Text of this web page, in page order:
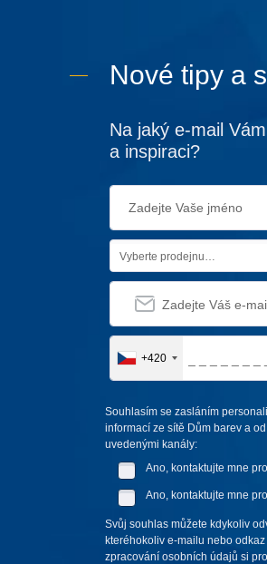
Nové tipy a
Na jaký e-mail
a inspiraci?
Vyberte prodejnu…
+420
Souhlasím se zasláním
informací ze sítě Dům barev a
uvedenými kanály:
Ano, kontaktujte mne
Ano, kontaktujte mne
Svůj souhlas můžete kdykoliv
kteréhokoliv e-mailu nebo
zpracování osobních údajů si